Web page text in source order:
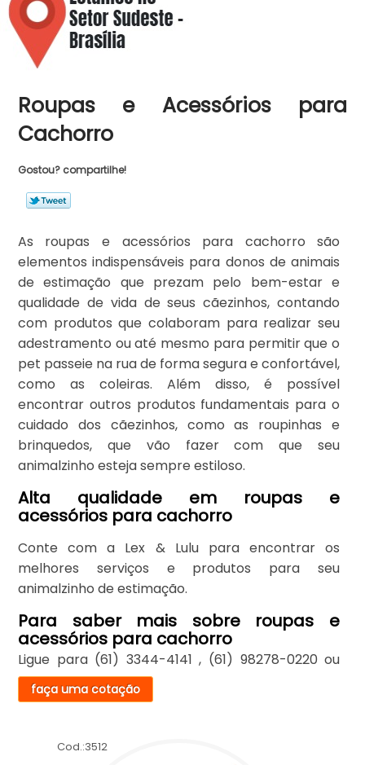
Roupas e Acessórios para
Cachorro
Gostou? compartilhe!
As roupas e acessórios para cachorro são
elementos indispensáveis para donos de animais
de estimação que prezam pelo bem-estar e
qualidade de vida de seus cãezinhos, contando
com produtos que colaboram para realizar seu
adestramento ou até mesmo para permitir que o
pet passeie na rua de forma segura e confortável,
como as coleiras. Além disso, é possível
encontrar outros produtos fundamentais para o
cuidado dos cãezinhos, como as roupinhas e
brinquedos, que vão fazer com que seu
animalzinho esteja sempre estiloso.
Alta qualidade em roupas e
acessórios para cachorro
Conte com a Lex & Lulu para encontrar os
melhores serviços e produtos para seu
animalzinho de estimação.
Para saber mais sobre roupas e
acessórios para cachorro
Ligue para (61) 3344-4141 , (61) 98278-0220 ou
faça uma cotação
Cod.:3512